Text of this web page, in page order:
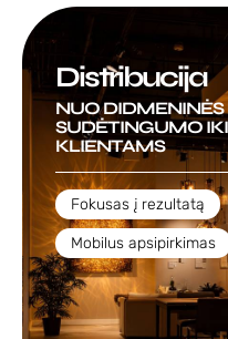
Distribucija
NUO DIDMENINĖS
SUDĖTINGUMO
KLIENTAMS
Fokusas į rezultatą ,
Mobilus apsipirkimas